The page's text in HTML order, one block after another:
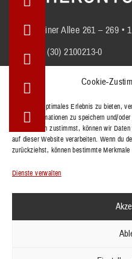
Cookie-
Um dir ein optimales Erlebnis zu bieten,
Geräteinformationen zu speichern und/
Technologien zustimmst, können wir
auf dieser Website verarbeiten. Wenn du
zurückziehst, können bestimmte
Dienste verwalten
Berliner Allee 261 – 269 •
+49 (30) 2100213-0
BÄNKE
TISCHE
REFERENZEN